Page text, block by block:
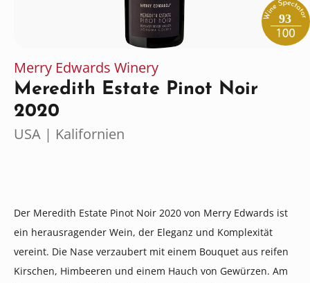
93
Merry Edwards Winery
Meredith Estate Pinot Noir
2020
USA | Kalifornien
Der Meredith Estate Pinot Noir 2020 von Merry Edwards ist
ein herausragender Wein, der Eleganz und Komplexität
vereint. Die Nase verzaubert mit einem Bouquet aus reifen
Kirschen, Himbeeren und einem Hauch von Gewürzen. Am